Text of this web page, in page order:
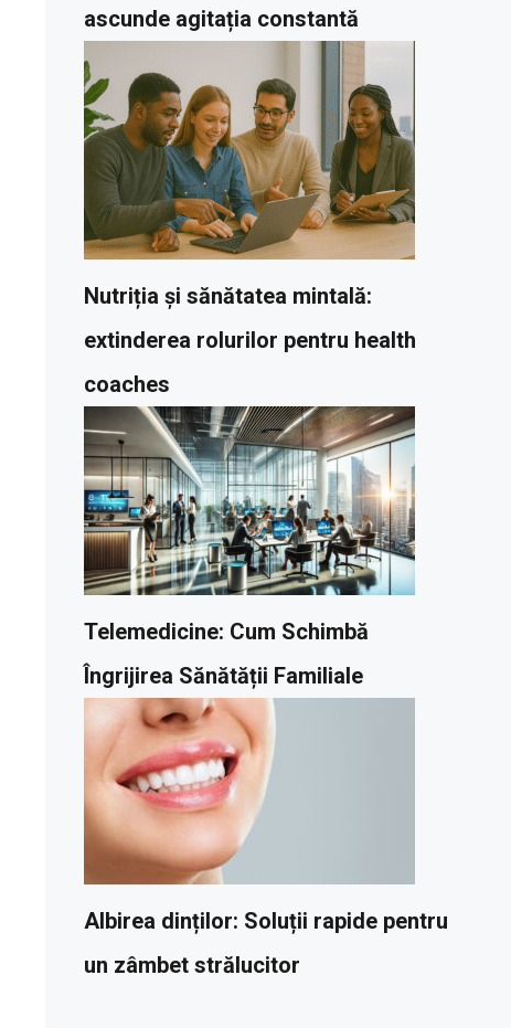
ascunde agitația constantă
Nutriția și sănătatea mintală:
extinderea rolurilor pentru health
coaches
Telemedicine: Cum Schimbă
Îngrijirea Sănătății Familiale
Albirea dinților: Soluții rapide pentru
un zâmbet strălucitor